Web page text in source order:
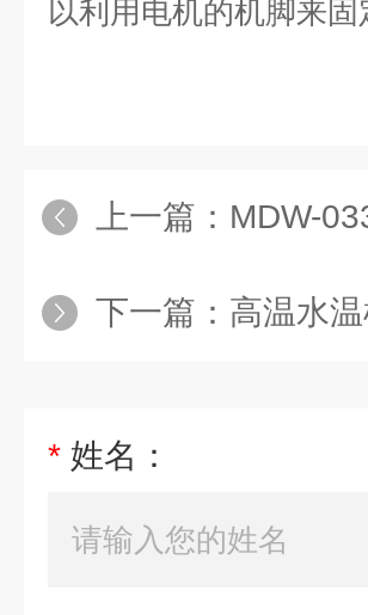
以利用电机的机脚来
上一篇： MDW-033/
下一篇： 高温水
* 姓名：